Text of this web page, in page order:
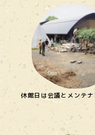
休館日は会議とメンテナ